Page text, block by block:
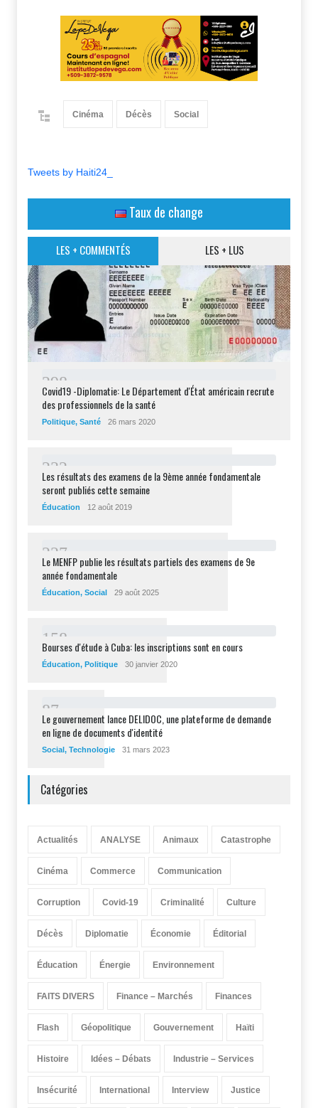
Cinéma Décès Social
Tweets by Haiti24_
Taux de change
LES + COMMENTÉS LES + LUS
298
Covid19 -Diplomatie: Le Département d'État américain recrute
des professionnels de la santé
Politique, Santé 26 mars 2020
232
Les résultats des examens de la 9ème année fondamentale
seront publiés cette semaine
Éducation 12 août 2019
227
Le MENFP publie les résultats partiels des examens de 9e
année fondamentale
Éducation, Social 29 août 2025
1 58
Bourses d'étude à Cuba: les inscriptions sont en cours
Éducation, Politique 30 janvier 2020
87
Le gouvernement lance DELIDOC, une plateforme de demande
en ligne de documents d'identité
Social, Technologie 31 mars 2023
Catégories
Actualités ANALYSE Animaux Catastrophe
Cinéma Commerce Communication
Corruption Covid-19 Criminalité Culture
Décès Diplomatie Économie Éditorial
Éducation Énergie Environnement
FAITS DIVERS Finance – Marchés Finances
Flash Géopolitique Gouvernement Haïti
Histoire Idées – Débats Industrie – Services
Insécurité International Interview Justice